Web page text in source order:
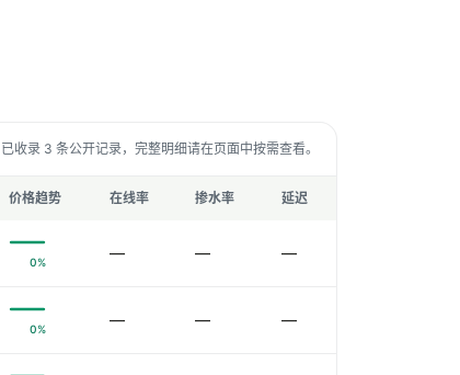
已收录 3 条公开记录，完整明细请在页面中按需查看。
价格趋势 在线率 掺水率 延迟
0% — — —
0% — — —